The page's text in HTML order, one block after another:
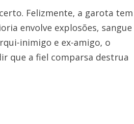
Felizmente, a garota tem
envolve explosões, sangue
inimigo e ex-amigo, o
que a fiel comparsa destrua